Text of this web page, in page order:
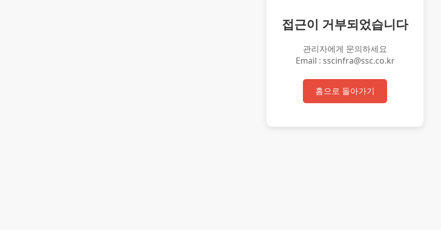
접근이 거부되었습니다
관리자에게 문의하세요
Email : sscinfra@ssc.co.kr
홈으로 돌아가기